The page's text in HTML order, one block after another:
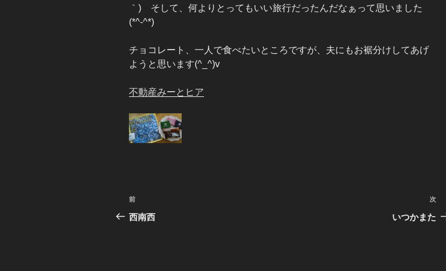
｀) そして、何よりとってもいい旅行だったんだなぁって思いました
(*^-^*)
チョコレート、一人で食べたいところですが、夫にもお裾分けしてあげ
ようと思います(^_^)v
不動産みーとヒア
投
稿
前
の
前
西南西
次
の
次
いつかまた